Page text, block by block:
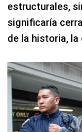
estructurales,
significaría
de la historia,